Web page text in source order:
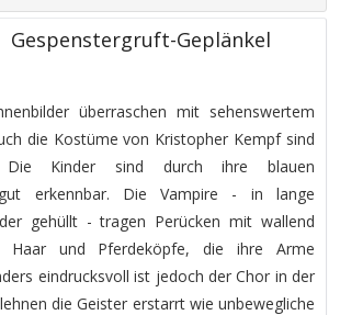
Gespenstergruft-Geplänkel
überraschen mit sehenswertem
die Kostüme von Kristopher Kempf sind
Die Kinder sind durch ihre blauen
gut erkennbar. Die Vampire - in lange
gehüllt - tragen Perücken mit wallend
Haar und Pferdeköpfe, die ihre Arme
eindrucksvoll ist jedoch der Chor in der
die Geister erstarrt wie unbewegliche